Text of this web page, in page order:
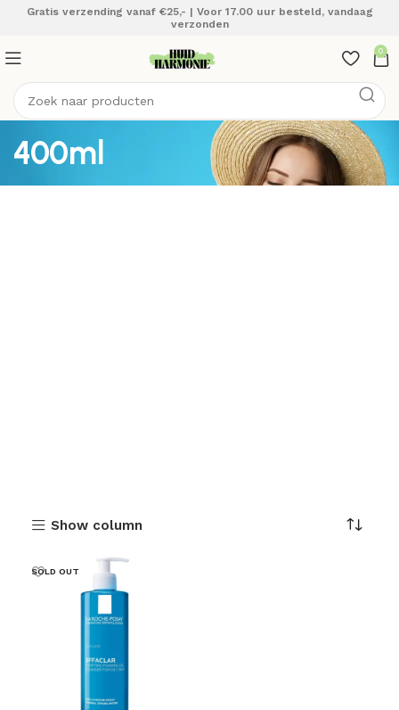
Gratis verzending vanaf €25,- | Voor 17.00 uur besteld, vandaag
verzonden
0
400ml
Show column
SOLD OUT